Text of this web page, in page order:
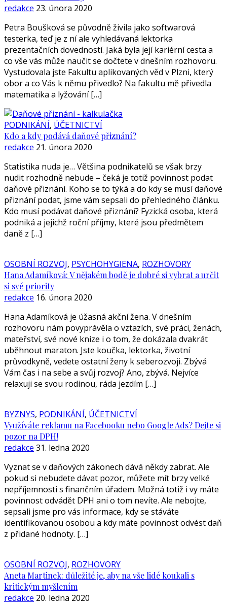
redakce 23. února 2020
Petra Boušková se původně živila jako softwarová
testerka, teď je z ní ale vyhledávaná lektorka
prezentačních dovedností. Jaká byla její kariérní cesta a
co vše vás může naučit se dočtete v dnešním rozhovoru.
Vystudovala jste Fakultu aplikovaných věd v Plzni, který
obor a co Vás k němu přivedlo? Na fakultu mě přivedla
matematika a lyžování […]
PODNIKÁNÍ, ÚČETNICTVÍ
Kdo a kdy podává daňové přiznání?
redakce 21. února 2020
Statistika nuda je… Většina podnikatelů se však brzy
nudit rozhodně nebude – čeká je totiž povinnost podat
daňové přiznání. Koho se to týká a do kdy se musí daňové
přiznání podat, jsme vám sepsali do přehledného článku.
Kdo musí podávat daňové přiznání? Fyzická osoba, která
podniká a jejichž roční příjmy, které jsou předmětem
daně z […]
OSOBNÍ ROZVOJ, PSYCHOHYGIENA, ROZHOVORY
Hana Adamíková: V nějakém bodě je dobré si vybrat a určit
si své priority
redakce 16. února 2020
Hana Adamíková je úžasná akční žena. V dnešním
rozhovoru nám povyprávěla o vztazích, své práci, ženách,
mateřství, své nové knize i o tom, že dokázala dvakrát
uběhnout maraton. Jste koučka, lektorka, životní
průvodkyně, vedete ostatní ženy k seberozvoji. Zbývá
Vám čas i na sebe a svůj rozvoj? Ano, zbývá. Nejvíce
relaxuji se svou rodinou, ráda jezdím […]
BYZNYS, PODNIKÁNÍ, ÚČETNICTVÍ
Využíváte reklamu na Facebooku nebo Google Ads? Dejte si
pozor na DPH!
redakce 31. ledna 2020
Vyznat se v daňových zákonech dává někdy zabrat. Ale
pokud si nebudete dávat pozor, můžete mít brzy velké
nepříjemnosti s finančním úřadem. Možná totiž i vy máte
povinnost odvádět DPH ani o tom nevíte. Ale nebojte,
sepsali jsme pro vás informace, kdy se stáváte
identifikovanou osobou a kdy máte povinnost odvést daň
z přidané hodnoty. […]
OSOBNÍ ROZVOJ, ROZHOVORY
Aneta Martinek: důležité je, aby na vše lidé koukali s
kritickým myšlením
redakce 20. ledna 2020